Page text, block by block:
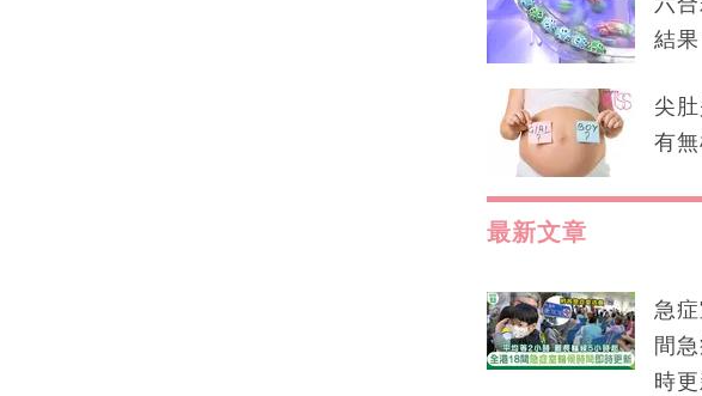
結
尖
有無
最新文章
急
間
時